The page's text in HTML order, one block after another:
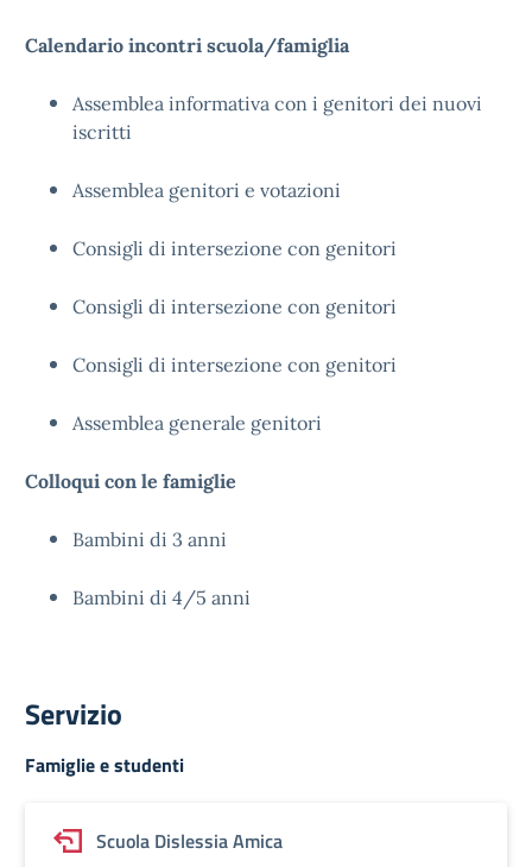
Calendario incontri scuola/famiglia
Assemblea informativa con i genitori dei nuovi
iscritti
Assemblea genitori e votazioni
Consigli di intersezione con genitori
Consigli di intersezione con genitori
Consigli di intersezione con genitori
Assemblea generale genitori
Colloqui con le famiglie
Bambini di 3 anni
Bambini di 4/5 anni
Servizio
Famiglie e studenti
Scuola Dislessia Amica